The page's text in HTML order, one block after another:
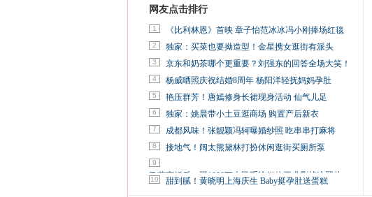
网友点击排行
1 《比利林恩》首映 章子怡范冰冰冯小刚捧场红毯
2 独家：买菜也要拗造型！金星携女逛街有派头
3 京东和奶茶哪个更重要？刘强东的回答全场大笑！
4 杨威晒照庆祝结婚8周年 杨阳洋轻抚妈妈孕肚
5 艳压群芳！唐嫣修身长裙现身活动 仙气儿足
6 独家：姚晨带小土豆逛商场 购置产后新衣
7 成都风味！张靓颖冯轲曝婚纱照 吃串串打麻将
8 接地气！阔太熊黛林打扮休闲逛街买厕所泵
9
马蓉离婚后，砸1000万人民币给媒体要求删掉这照片
10 甜到腻！黄晓明上海庆生 Baby挺孕肚送蛋糕